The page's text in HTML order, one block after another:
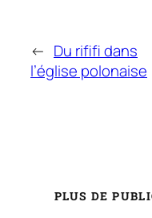
← Du rififi dans
l’église polonaise
PLUS DE